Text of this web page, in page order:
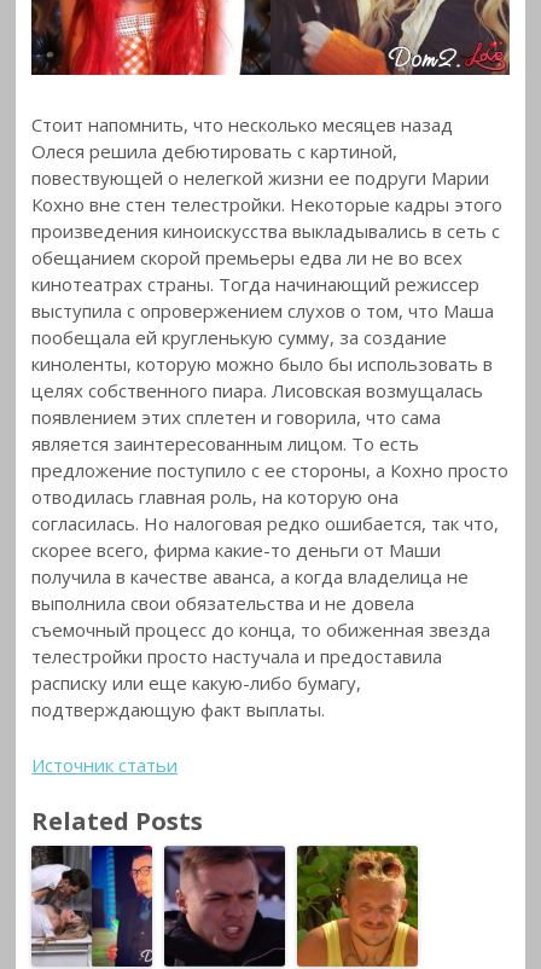
Стоит напомнить, что несколько месяцев назад
Олеся решила дебютировать с картиной,
повествующей о нелегкой жизни ее подруги Марии
Кохно вне стен телестройки. Некоторые кадры этого
произведения киноискусства выкладывались в сеть с
обещанием скорой премьеры едва ли не во всех
кинотеатрах страны. Тогда начинающий режиссер
выступила с опровержением слухов о том, что Маша
пообещала ей кругленькую сумму, за создание
киноленты, которую можно было бы использовать в
целях собственного пиара. Лисовская возмущалась
появлением этих сплетен и говорила, что сама
является заинтересованным лицом. То есть
предложение поступило с ее стороны, а Кохно просто
отводилась главная роль, на которую она
согласилась. Но налоговая редко ошибается, так что,
скорее всего, фирма какие-то деньги от Маши
получила в качестве аванса, а когда владелица не
выполнила свои обязательства и не довела
съемочный процесс до конца, то обиженная звезда
телестройки просто настучала и предоставила
расписку или еще какую-либо бумагу,
подтверждающую факт выплаты.
Источник статьи
Related Posts